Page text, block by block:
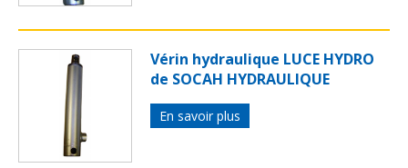
Vérin hydraulique LUCE HYDRO
de SOCAH HYDRAULIQUE
En savoir plus